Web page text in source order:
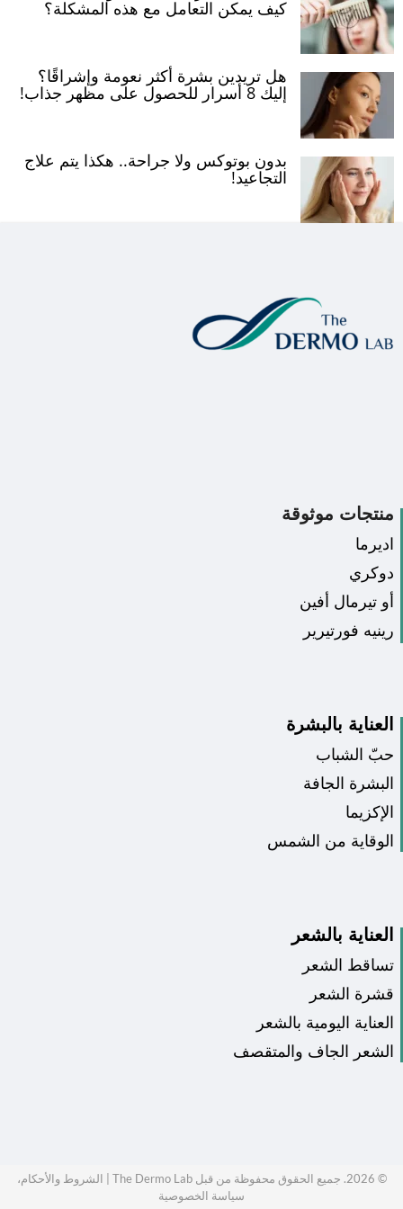
كيف يمكن التعامل مع هذه المشكلة؟
هل تريدين بشرة أكثر نعومة وإشراقًا؟
إليك 8 أسرار للحصول على مظهر جذاب!
بدون بوتوكس ولا جراحة.. هكذا يتم علاج
التجاعيد!
منتجات موثوقة
اديرما
دوكري
أو تيرمال أفين
رينيه فورتيرير
العناية بالبشرة
حبّ الشباب
البشرة الجافة
الإكزيما
الوقاية من الشمس
العناية بالشعر
تساقط الشعر
قشرة الشعر
العناية اليومية بالشعر
الشعر الجاف والمتقصف
©
2026. جميع الحقوق محفوظة من قبل The Dermo Lab |
الشروط والأحكام،
سياسة الخصوصية